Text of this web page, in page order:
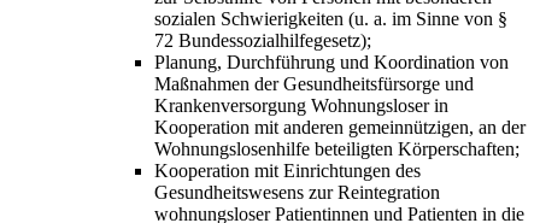
sozialen Schwierigkeiten (u. a. im Sinne von §
72 Bundessozialhilfegesetz);
Planung, Durchführung und Koordination von
Maßnahmen der Gesundheitsfürsorge und
Krankenversorgung Wohnungsloser in
Kooperation mit anderen gemeinnützigen, an der
Wohnungslosenhilfe beteiligten Körperschaften;
Kooperation mit Einrichtungen des
Gesundheitswesens zur Reintegration
wohnungsloser Patientinnen und Patienten in die